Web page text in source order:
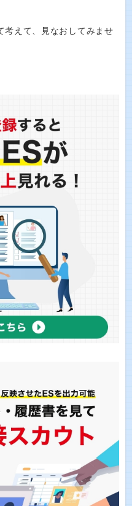
考えて、見なおしてみませ